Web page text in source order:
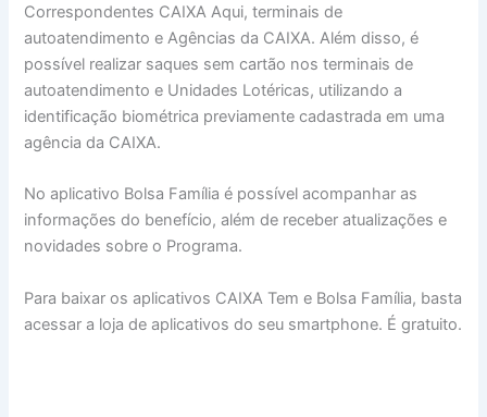
Correspondentes CAIXA Aqui, terminais de
autoatendimento e Agências da CAIXA. Além disso, é
possível realizar saques sem cartão nos terminais de
autoatendimento e Unidades Lotéricas, utilizando a
identificação biométrica previamente cadastrada em uma
agência da CAIXA.
No aplicativo Bolsa Família é possível acompanhar as
informações do benefício, além de receber atualizações e
novidades sobre o Programa.
Para baixar os aplicativos CAIXA Tem e Bolsa Família, basta
acessar a loja de aplicativos do seu smartphone. É gratuito.